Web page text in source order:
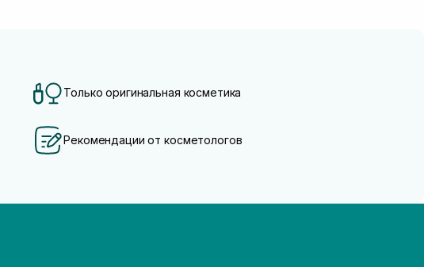
Только оригинальная косметика
Рекомендации от косметологов